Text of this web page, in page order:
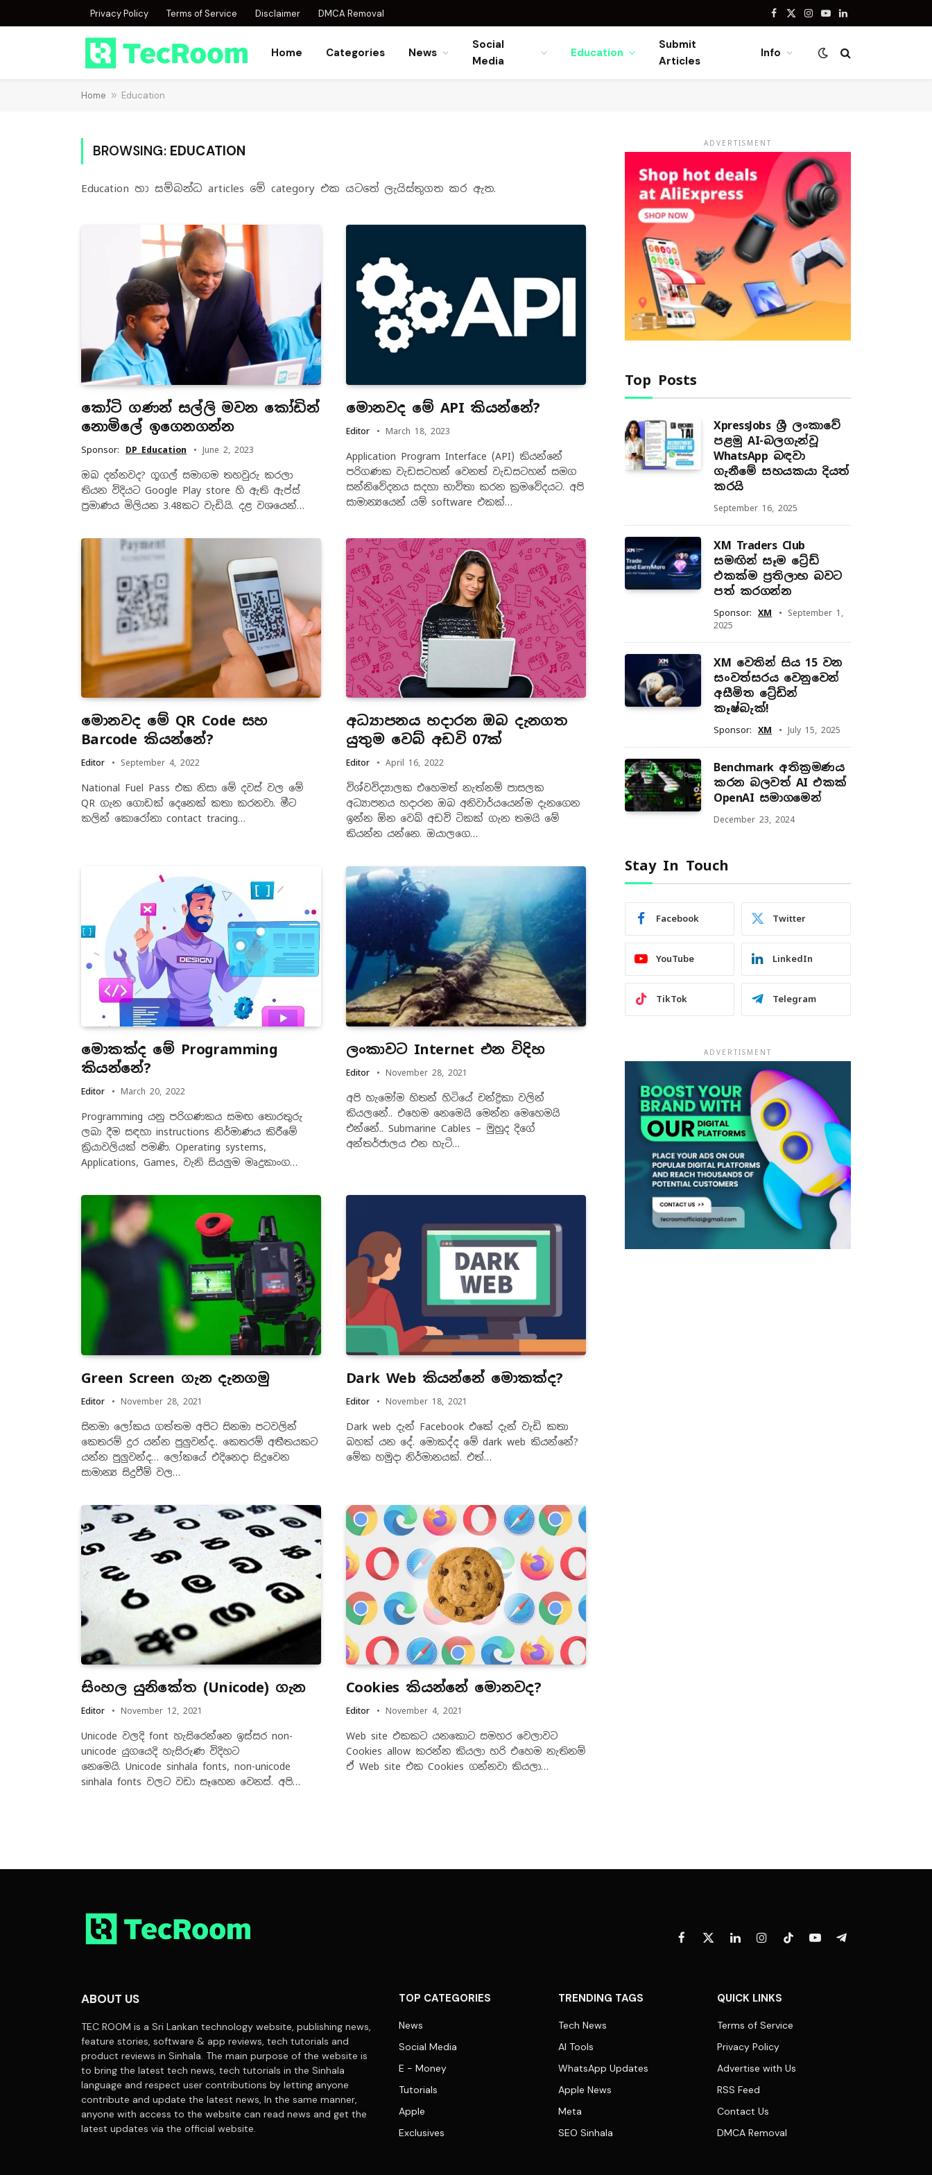
Privacy Policy Terms of Service Disclaimer DMCA Removal Facebook
X
Instagram
YouTubeLinkedIn
Home Categories News
Social
Media
Education
Submit
Articles
Info
Home » Education
BROWSING: EDUCATION
Education හා සම්බන්ධ articles ‌‌මේ category එක යටතේ ලැයිස්තුගත කර ඇත.
කෝටි ගණන් සල්ලි මවන කෝඩින්
නොමිලේ ඉගෙනගන්න
Sponsor: DP Education June 2, 2023
ඔබ දන්නවද? ගූගල් සමාගම තහවුරු කරලා
තියන විදියට Google Play store හි ඇති ඇප්ස්
ප්‍රමාණය මිලියන 3.48කට වැඩියි. දළ වශයෙන්…
මොනවද මේ API කියන්නේ?
Editor March 18, 2023
Application Program Interface (API) කියන්නේ
පරිගණක වැඩසටහන් වෙනත් වැඩසටහන් සමග
සන්නිවේදනය සදහා භාවිතා කරන ක්‍රමවේදයට. අපි
සාමාන්‍යයෙන් යම් software එකක්…
මොනවද මේ QR Code සහ
Barcode කියන්නේ?
Editor September 4, 2022
National Fuel Pass එක නිසා මේ දවස් වල මේ
QR ගැන ගොඩක් දෙනෙක් කතා කරනවා. මීට
කලින් කොරෝනා contact tracing…
අධ්‍යාපනය හදාරන ඔබ දැනගත
යුතුම වෙබ් අඩවි 07ක්
Editor April 16, 2022
විශ්වවිද්‍යාලක එහෙමත් නැත්නම් පාසලක
අධ්‍යාපනය හදාරන ඔබ අනිවාර්යයෙන්ම දැනගෙන
ඉන්න ඕන වෙබ් අඩවි ටිකක් ගැන තමයි මේ
කියන්න යන්නෙ. ඔයාලගෙ…
මොකක්ද මේ Programming
කියන්නේ?
Editor March 20, 2022
Programming යනු පරිගණකය සමඟ තොරතුරු
ලබා දීම සඳහා instructions නිර්මාණය කිරීමේ
ක්‍රියාවලියක් පමණි. Operating systems,
Applications, Games, වැනි සියලුම මෘදුකාංග…
ලංකාවට Internet එන විදිහ
Editor November 28, 2021
අපි හැමෝම හිතන් හිටියේ චන්ද්‍රිකා වලින්
කියලනේ.. එහෙම නෙමෙයි මෙන්න මෙහෙමයි
එන්නේ.. Submarine Cables – මුහුද දිගේ
අන්තර්ජාලය එන හැටි…
Green Screen ගැන දැනගමු
Editor November 28, 2021
සිනමා ලෝකය ගත්තම අපිට සිනමා පටවලින්
කෙතරම් දුර යන්න පුලුවන්ද.. කෙතරම් අතීතයකට
යන්න පුලුවන්ද… ලෝකයේ එදිනෙදා සිදුවෙන
සාමාන්‍ය සිදුවීම් වල…
Dark Web කියන්නේ මොකක්ද?
Editor November 18, 2021
Dark web දැන් Facebook එකේ දැන් වැඩි කතා
බහක් යන දේ. මොකද්ද මේ dark web කියන්නේ?
මේක හමුදා නිර්මානයක්. එත්…
සිංහල යුනිකේත (Unicode) ගැන
Editor November 12, 2021
Unicode වලදි font හැසිරෙන්නෙ ඉස්සර non-
unicode යුගයෙදි හැසිරුණ විදිහට
නෙමෙයි. Unicode sinhala fonts, non-unicode
sinhala fonts වලට වඩා සෑහෙන වෙනස්. අපි…
Cookies කියන්නේ මොනවද?
Editor November 4, 2021
Web site එකකට යනකොට සමහර වෙලාවට
Cookies allow කරන්න කියලා හරි එහෙම නැතිනම්
ඒ Web site එක Cookies ගන්නවා කියලා…
ADVERTISMENT
Top Posts
XpressJobs ශ්‍රී ලංකාවේ
පළමු AI-බලගැන්වූ
WhatsApp බඳවා
ගැනීමේ සහයකයා දියත්
කරයි
September 16, 2025
XM Traders Club
සමඟින් සෑම ට්‍රේඩ්
එකක්ම ප්‍රතිලාභ බවට
පත් කරගන්න
Sponsor: XM
September 1,
2025
XM වෙතින් සිය 15 වන
සංවත්සරය වෙනුවෙන්
අසීමිත ට්‍රේඩින්
කෑෂ්බැක්!
Sponsor: XM July 15, 2025
Benchmark අතික්‍රමණය
කරන බලවත් AI එකක්
OpenAI සමාගමෙන්
December 23, 2024
Stay In Touch
Facebook Twitter
YouTube LinkedIn
TikTok Telegram
ADVERTISMENT
Facebook
X
LinkedInInstagramTikTokYouTubeTelegram
ABOUT US
TEC ROOM is a Sri Lankan technology website, publishing news,
feature stories, software & app reviews, tech tutorials and
product reviews in Sinhala. The main purpose of the website is
to bring the latest tech news, tech tutorials in the Sinhala
language and respect user contributions by letting anyone
contribute and update the latest news, In the same manner,
anyone with access to the website can read news and get the
latest updates via the official website.
TOP CATEGORIES
News
Social Media
E - Money
Tutorials
Apple
Exclusives
TRENDING TAGS
Tech News
AI Tools
WhatsApp Updates
Apple News
Meta
SEO Sinhala
QUICK LINKS
Terms of Service
Privacy Policy
Advertise with Us
RSS Feed
Contact Us
DMCA Removal